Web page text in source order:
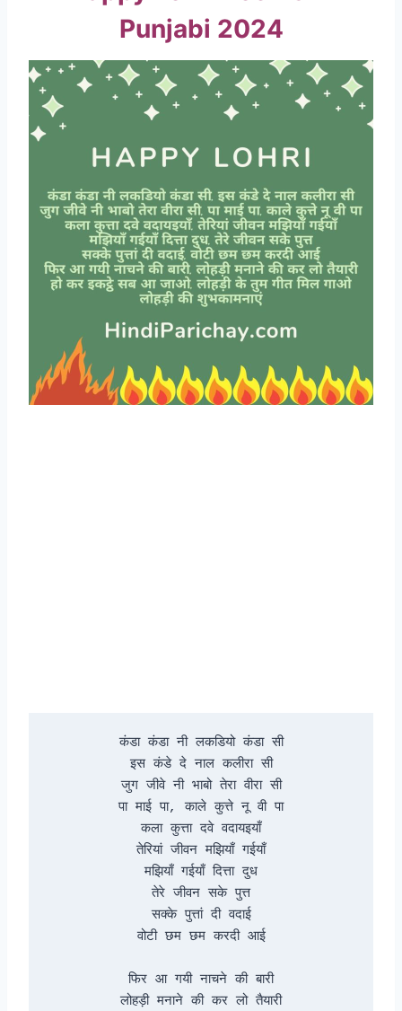
Punjabi 2024
कंडा कंडा नी लकडियो कंडा सी
इस कंडे दे नाल कलीरा सी
जुग जीवे नी भाबो तेरा वीरा सी
पा माई पा, काले कुत्ते नू वी पा
कला कुत्ता दवे वदायइयाँ
तेरियां जीवन मझियाँ गईयाँ
मझियाँ गईयाँ दित्ता दुध
तेरे जीवन सके पुत्त
सक्के पुत्तां दी वदाई
वोटी छम छम करदी आई
फिर आ गयी नाचने की बारी
लोहड़ी मनाने की कर लो तैयारी